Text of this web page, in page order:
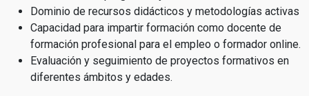
Dominio de recursos didácticos y metodologías activas
Capacidad para impartir formación como docente de
formación profesional para el empleo o formador online.
Evaluación y seguimiento de proyectos formativos en
diferentes ámbitos y edades.